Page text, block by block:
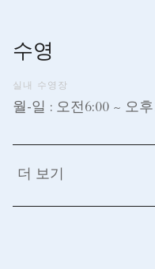
수영
실내 수영장
월-일 : 오전6:00 ~ 오후
더 보기